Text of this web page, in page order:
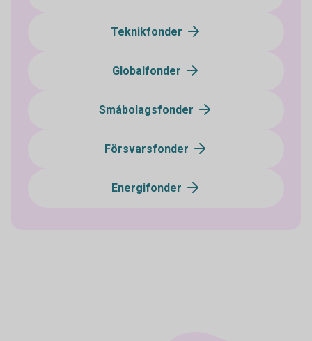
Teknikfonder
Globalfonder
Småbolagsfonder
Försvarsfonder
Energifonder